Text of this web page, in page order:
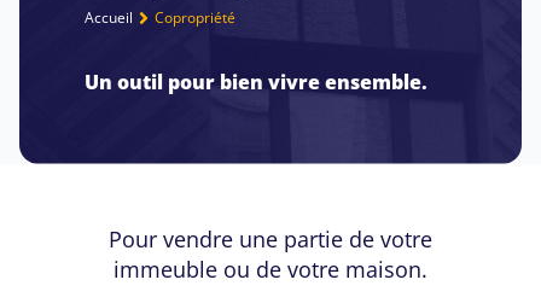
Accueil Copropriété
Un outil pour bien vivre ensemble.
Pour vendre une partie de votre
immeuble ou de votre maison.